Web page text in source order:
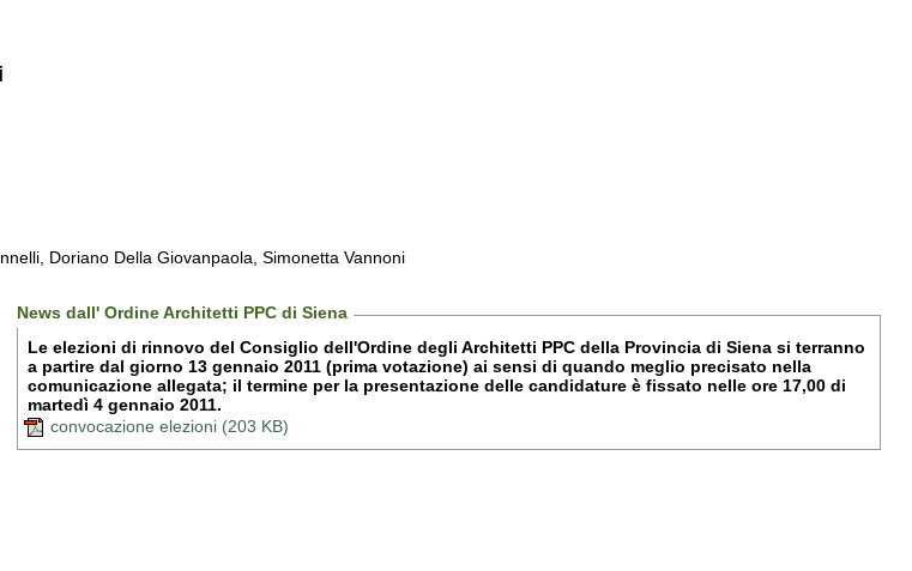
Doriano Della Giovanpaola, Simonetta Vannoni
News dall' Ordine Architetti PPC di Siena
Le elezioni di rinnovo del Consiglio dell'Ordine degli Architetti PPC della Provincia di Siena si terranno
a partire dal giorno 13 gennaio 2011 (prima votazione) ai sensi di quando meglio precisato nella
comunicazione allegata; il termine per la presentazione delle candidature è fissato nelle ore 17,00 di
martedì 4 gennaio 2011.
convocazione elezioni (203 KB)